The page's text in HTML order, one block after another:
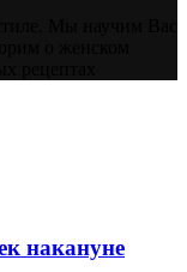
накануне